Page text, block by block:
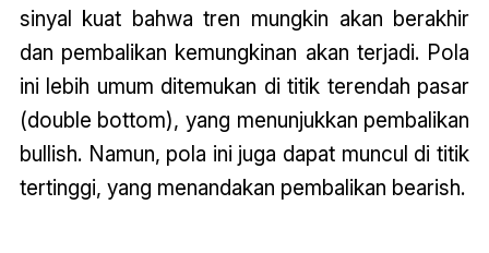
sinyal kuat bahwa tren mungkin akan berakhir
dan pembalikan kemungkinan akan terjadi. Pola
ini lebih umum ditemukan di titik terendah pasar
(double bottom), yang menunjukkan pembalikan
bullish. Namun, pola ini juga dapat muncul di titik
tertinggi, yang menandakan pembalikan bearish.